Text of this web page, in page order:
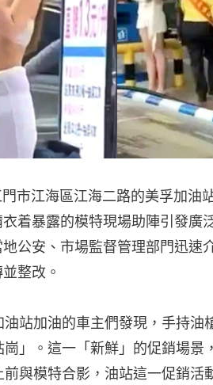
門市江海區江海二路的美孚加油
着暴露的模特現場助陣引發廣
公安、市場監督管理部門迅速
整改。
站加油的車主們發現，手持油
」。這一「新鮮」的促銷場景
與模特合影，油站這一促銷活